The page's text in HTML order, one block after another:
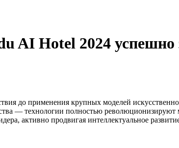
AI Hotel 2024
до применения крупных моделей
— технологии полностью
активно продвигая интеллектуальное